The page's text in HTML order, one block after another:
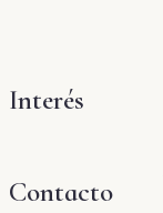
Interés
Contacto